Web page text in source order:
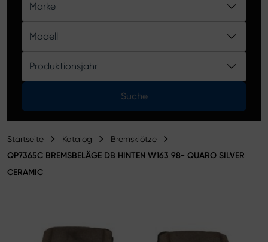
Produktkatalog
Marke
Modell
Produktionsjahr
Suche
Startseite Katalog Bremsklötze
QP7365C BREMSBELÄGE DB HINTEN W163 98- QUARO SILVER
CERAMIC